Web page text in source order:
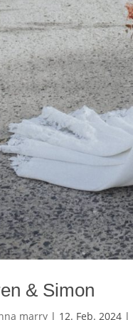
& Simon
marry | 12. Feb. 2024 |